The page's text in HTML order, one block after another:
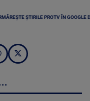
ȘTIRILE PROTV ÎN GOOGLE